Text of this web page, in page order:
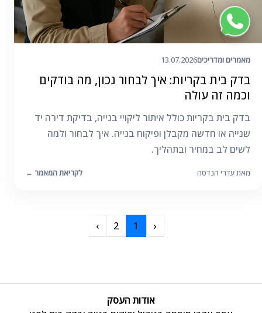
מאמרים ומדריכים13.07.2026
בדק בית בקריות: איך לבחור נכון, מה בודקים
וכמה זה עולה
בדק בית בקריות כולל איתור ליקויי בנייה, בדיקת דירה יד
שנייה או חדשה מקבלן ופיקוח בנייה. איך לבחור ולמה
לשים לב במחיר ובתהליך.
מאת עדרי הנדסה לקריאת המאמר ←
‹
1
2
›
אודות העסק